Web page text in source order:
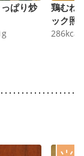
ぱり炒
g
鶏むね
ック照
286kcal